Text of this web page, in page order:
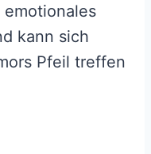
kann sich
Pfeil treffen